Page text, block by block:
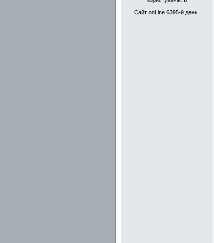
Сайт onLine 6395-й день.